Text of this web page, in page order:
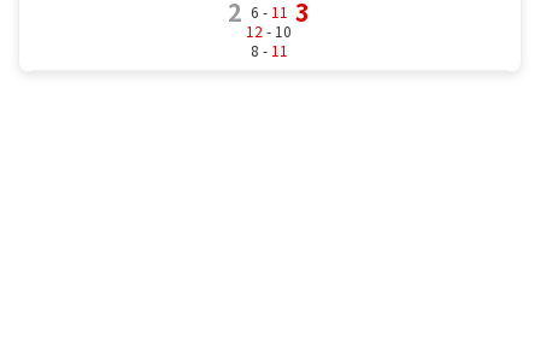
2 6 - 11
12 - 10
8 - 11
3